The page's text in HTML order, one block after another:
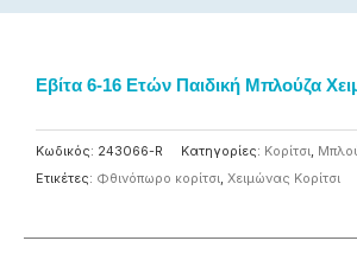
Εβίτα 6-16 Ετών Παιδική Μπλούζα
Κωδικός: 243066-R Κατηγορίες: Κορίτσι,
Ετικέτες: Φθινόπωρο κορίτσι, Χειμώνας Κορίτσι